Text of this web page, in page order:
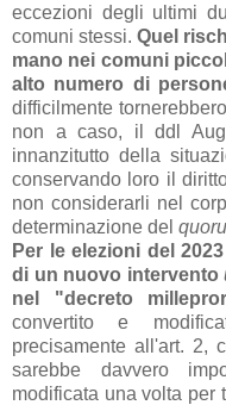
eccezioni degli ultimi
comuni stessi.Quel
mano nei comuni
alto numero di
difficilmente
non a caso, il ddl
innanzitutto della
conservando loro il
non considerarli nel
determinazione del
Per le elezioni del
di un nuovo intervento
nel "decreto
convertito e
precisamente all'art. 2,
sarebbe davvero
modificata una volta per